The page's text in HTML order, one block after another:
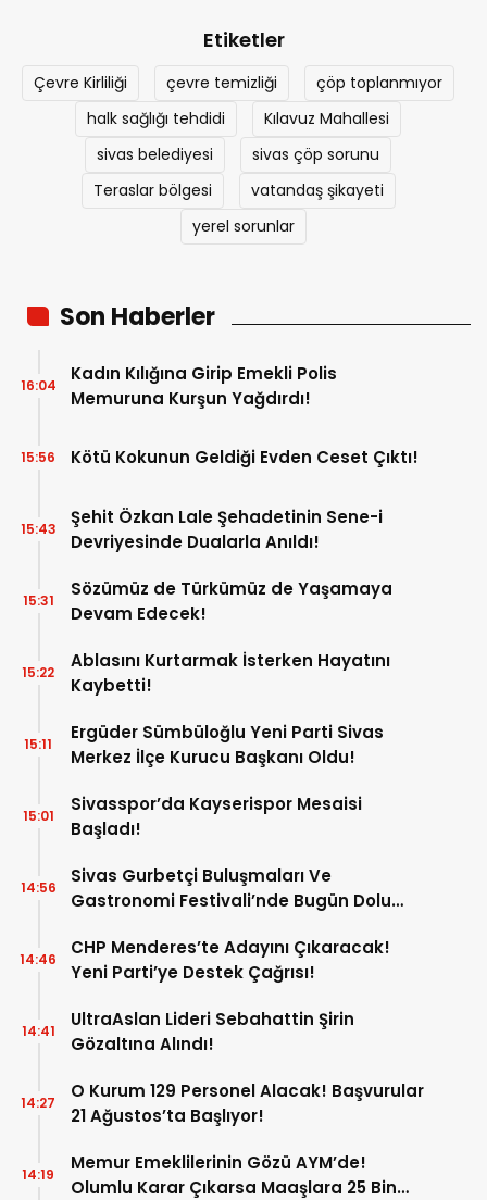
Etiketler
Çevre Kirliliği çevre temizliği
çöp toplanmıyor
halk sağlığı tehdidi
Kılavuz Mahallesi
sivas belediyesi
sivas çöp sorunu
Teraslar bölgesi
vatandaş şikayeti
yerel sorunlar
Son Haberler
Kadın Kılığına Girip Emekli Polis
Memuruna Kurşun Yağdırdı!
16:04
Kötü Kokunun Geldiği Evden Ceset Çıktı!
15:56
Şehit Özkan Lale Şehadetinin Sene-i
Devriyesinde Dualarla Anıldı!
15:43
Sözümüz de Türkümüz de Yaşamaya
Devam Edecek!
15:31
Ablasını Kurtarmak İsterken Hayatını
Kaybetti!
15:22
Ergüder Sümbüloğlu Yeni Parti Sivas
Merkez İlçe Kurucu Başkanı Oldu!
15:11
Sivasspor’da Kayserispor Mesaisi
Başladı!
15:01
Sivas Gurbetçi Buluşmaları Ve
Gastronomi Festivali’nde Bugün Dolu
14:56
CHP Menderes’te Adayını Çıkaracak!
Yeni Parti’ye Destek Çağrısı!
14:46
UltraAslan Lideri Sebahattin Şirin
Gözaltına Alındı!
14:41
O Kurum 129 Personel Alacak! Başvurular
21 Ağustos’ta Başlıyor!
14:27
Memur Emeklilerinin Gözü AYM’de!
Olumlu Karar Çıkarsa Maaşlara 25 Bin
14:19